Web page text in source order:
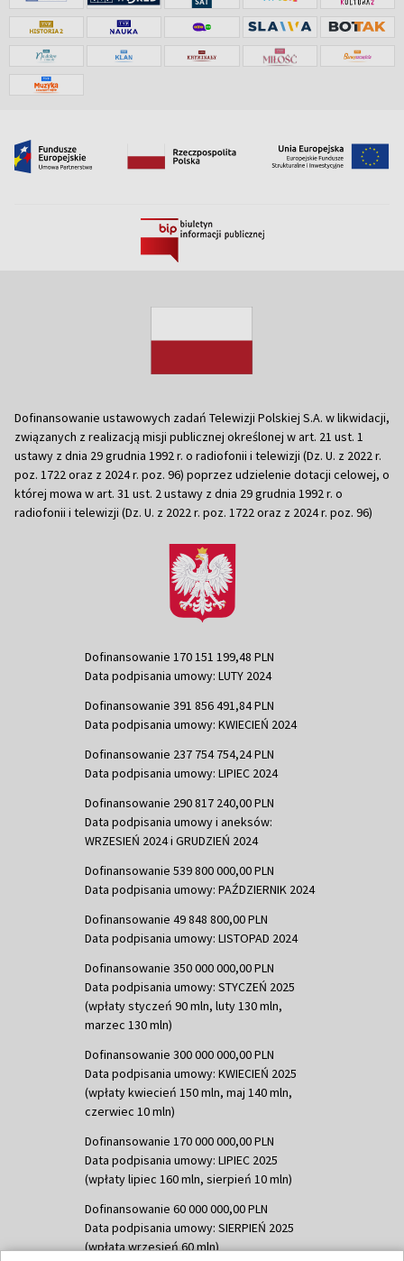
Dofinansowanie ustawowych zadań Telewizji Polskiej S.A. w likwidacji,
związanych z realizacją misji publicznej określonej w art. 21 ust. 1
ustawy z dnia 29 grudnia 1992 r. o radiofonii i telewizji (Dz. U. z 2022 r.
poz. 1722 oraz z 2024 r. poz. 96) poprzez udzielenie dotacji celowej, o
której mowa w art. 31 ust. 2 ustawy z dnia 29 grudnia 1992 r. o
radiofonii i telewizji (Dz. U. z 2022 r. poz. 1722 oraz z 2024 r. poz. 96)
Dofinansowanie 170 151 199,48 PLN
Data podpisania umowy: LUTY 2024
Dofinansowanie 391 856 491,84 PLN
Data podpisania umowy: KWIECIEŃ 2024
Dofinansowanie 237 754 754,24 PLN
Data podpisania umowy: LIPIEC 2024
Dofinansowanie 290 817 240,00 PLN
Data podpisania umowy i aneksów:
WRZESIEŃ 2024 i GRUDZIEŃ 2024
Dofinansowanie 539 800 000,00 PLN
Data podpisania umowy: PAŹDZIERNIK 2024
Dofinansowanie 49 848 800,00 PLN
Data podpisania umowy: LISTOPAD 2024
Dofinansowanie 350 000 000,00 PLN
Data podpisania umowy: STYCZEŃ 2025
(wpłaty styczeń 90 mln, luty 130 mln,
marzec 130 mln)
Dofinansowanie 300 000 000,00 PLN
Data podpisania umowy: KWIECIEŃ 2025
(wpłaty kwiecień 150 mln, maj 140 mln,
czerwiec 10 mln)
Dofinansowanie 170 000 000,00 PLN
Data podpisania umowy: LIPIEC 2025
(wpłaty lipiec 160 mln, sierpień 10 mln)
Dofinansowanie 60 000 000,00 PLN
Data podpisania umowy: SIERPIEŃ 2025
(wpłata wrzesień 60 mln)